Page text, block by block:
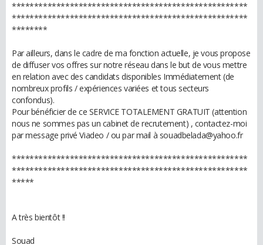
*****************************************************
*****************************************************
********
Par ailleurs, dans le cadre de ma fonction actuelle, je vous propose
de diffuser vos offres sur notre réseau dans le but de vous mettre
en relation avec des candidats disponibles Immédiatement (de
nombreux profils / expériences variées et tous secteurs
confondus).
Pour bénéficier de ce SERVICE TOTALEMENT GRATUIT (attention
nous ne sommes pas un cabinet de recrutement) , contactez-moi
par message privé Viadeo / ou par mail à souadbelada@yahoo.fr
*****************************************************
*****************************************************
*****
A très bientôt !!
Souad